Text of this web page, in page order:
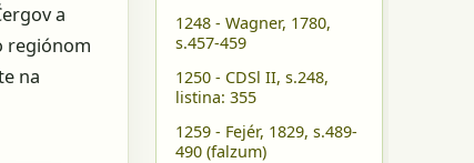
a
regiónom
na
1248 - Wagner, 1780,
s.457-459
1250 - CDSl II, s.248,
listina: 355
1259 - Fejér, 1829, s.489-
490 (falzum)